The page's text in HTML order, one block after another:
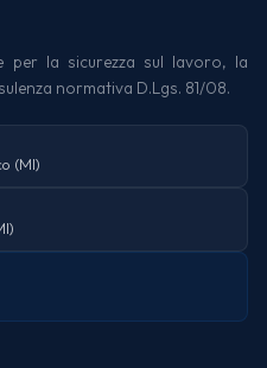
la sicurezza sul lavoro, la
normativa D.Lgs. 81/08.
(MI)